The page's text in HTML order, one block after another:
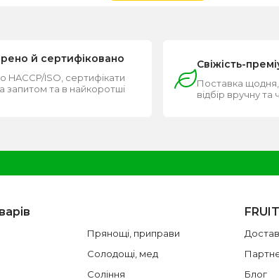
й сертифіковано
HACCP/ISO, сертифікати
запитом та в найкоротші
Свіжість-
Поставка щодня,
відбір вручну та
Прянощі, приправи
Солодощі, мед
Соління
Блог